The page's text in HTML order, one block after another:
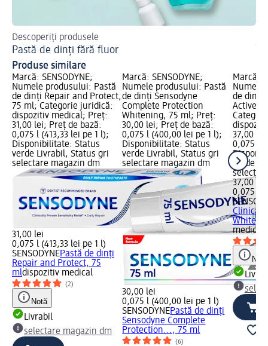
Descoperiți produsele
Pastă de dinți fără fluor
Produse similare
Marcă: SENSODYNE;
Numele produsului: Pastă
de dinți Repair and Protect,
75 ml; Categorie juridică:
dispozitiv medical; Preț:
31,00 lei; Preț de bază:
0,075 l (413,33 lei pe 1 l);
Disponibilitate: Status
verde Livrabil, Status gri
selectare magazin dm
31,00 lei
0,075 l (413,33 lei pe 1 l)
SENSODYNEPastă de dinți
Repair and Protect, 75
mldispozitiv medical
(2)
Notă
Livrabil
selectare magazin dm
Marcă: SENSODYNE;
Numele produsului: Pastă
de dinți Sensodyne
Complete Protection
Whitening, 75 ml; Preț:
30,00 lei; Preț de bază:
0,075 l (400,00 lei pe 1 l);
Disponibilitate: Status
verde Livrabil, Status gri
selectare magazin dm
30,00 lei
0,075 l (400,00 lei pe 1 l)
SENSODYNEPastă de dinți
Sensodyne Complete
Protection..., 75 ml
(6)
Marcă:
Numele
de dinti
Active
37,00
0,075 l
verde
37,00 lei
0,075 l
Clinical
White,
medical
Notă